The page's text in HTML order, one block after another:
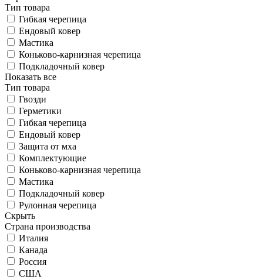
Тип товара
Гибкая черепица
Ендовый ковер
Мастика
Коньково-карнизная черепица
Подкладочный ковер
Показать все
Тип товара
Гвозди
Герметики
Гибкая черепица
Ендовый ковер
Защита от мха
Комплектующие
Коньково-карнизная черепица
Мастика
Подкладочный ковер
Рулонная черепица
Скрыть
Страна производства
Италия
Канада
Россия
США